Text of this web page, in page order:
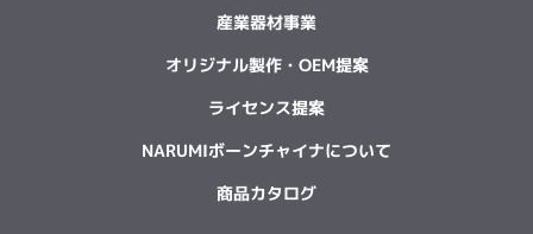
産業器材事業
オリジナル製作・OEM提案
ライセンス提案
NARUMIボーンチャイナについて
商品カタログ